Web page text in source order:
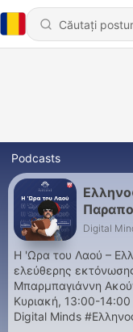
Podcasts
Digital
Η 'Ωρα του Λαού –
ελεύθερης
Μπαρμπαγιάννη
Κυριακή, 13:00-14:00 στα
Digital Minds #ΕλληνοφρένειαΠαραπολιτικά